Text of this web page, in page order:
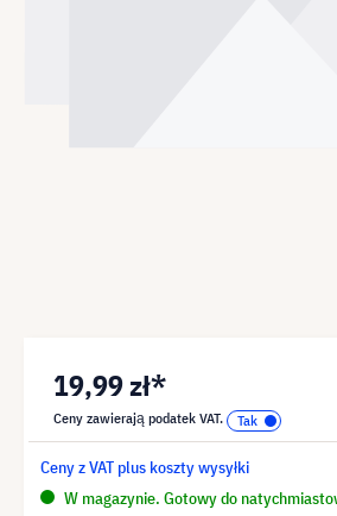
19,99 zł*
Ceny zawierają podatek VAT.
Ceny z VAT plus koszty wysyłki
W magazynie. Gotowy do